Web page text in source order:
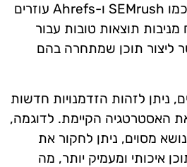
שמניבות תנועה. כלים כמו SEMrush ו-Ahrefs עוזרים
מניבות תוצאות טובות עבור
תוכן שמתחרה בהם
ניתן לזהות הזדמנויות חדשות
האסטרטגיה הקיימת. לדוגמה,
מסוים, ניתן לחקור את
איכותי ומעמיק יותר, מה